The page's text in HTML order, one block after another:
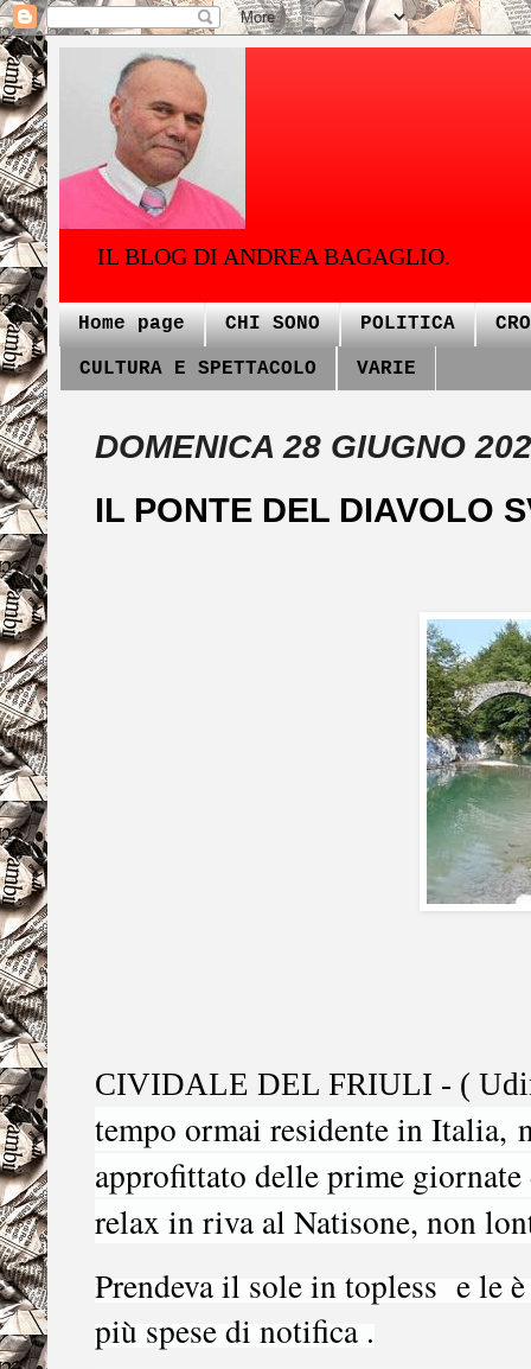
IL BLOG DI ANDREA BAGAGLIO.
Home page CHI SONO POLITICA
CULTURA E SPETTACOLO VARIE
DOMENICA 28 GIUGNO
IL PONTE DEL DIAVOLO
CIVIDALE DEL FRIULI - (
tempo ormai residente in Italia,
approfittato delle prime
relax in riva al Natisone, non
Prendeva il sole in topless e le
più spese di notifica .